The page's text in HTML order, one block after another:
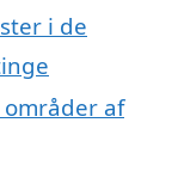
i de
af